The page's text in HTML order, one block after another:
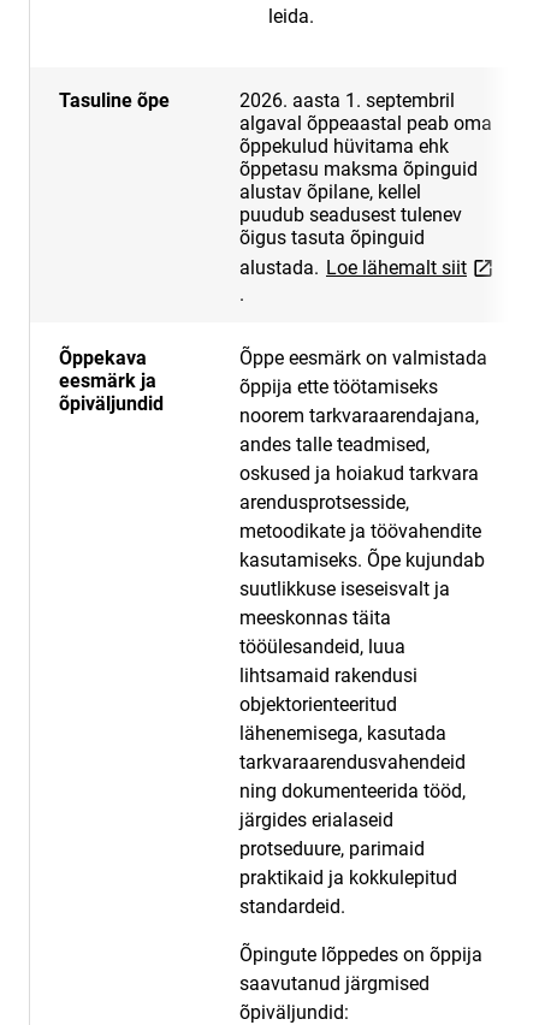
leida.
Tasuline õpe
2026. aasta 1. septembril
algaval õppeaastal peab oma
õppekulud hüvitama ehk
õppetasu maksma õpinguid
alustav õpilane, kellel
puudub seadusest tulenev
õigus tasuta õpinguid
alustada. Loe lähemalt siitlink
.
Õppekava
eesmärk ja
õpiväljundid
Õppe eesmärk on valmistada
õppija ette töötamiseks
noorem tarkvaraarendajana,
andes talle teadmised,
oskused ja hoiakud tarkvara
arendusprotsesside,
metoodikate ja töövahendite
kasutamiseks. Õpe kujundab
suutlikkuse iseseisvalt ja
meeskonnas täita
tööülesandeid, luua
lihtsamaid rakendusi
objektorienteeritud
lähenemisega, kasutada
tarkvaraarendusvahendeid
ning dokumenteerida tööd,
järgides erialaseid
protseduure, parimaid
praktikaid ja kokkulepitud
standardeid.
Õpingute lõppedes on õppija
saavutanud järgmised
õpiväljundid: